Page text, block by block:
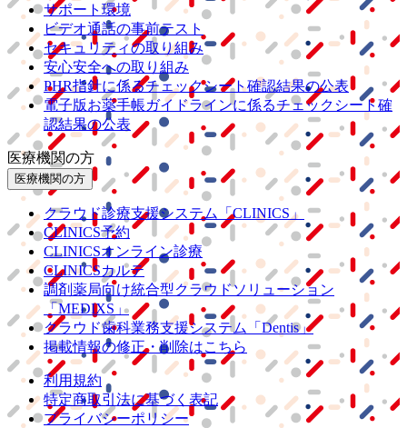
サポート環境
ビデオ通話の事前テスト
セキュリティの取り組み
安心安全への取り組み
PHR指針に係るチェックシート確認結果の公表
電子版お薬手帳ガイドラインに係るチェックシート確
認結果の公表
医療機関の方
医療機関の方
クラウド診療支援システム
「CLINICS」
CLINICS予約
CLINICSオンライン診療
CLINICSカルテ
調剤薬局向け統合型クラウドソリューション
「MEDIXS」
クラウド歯科業務支援システム
「Dentis」
掲載情報の修正・削除はこちら
利用規約
特定商取引法に基づく表記
プライバシーポリシー